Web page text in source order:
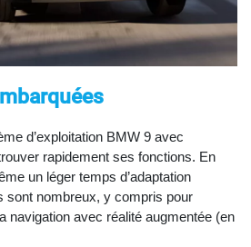
d’exploitation BMW 9 avec
rapidement ses fonctions. En
un léger temps d’adaptation
sont nombreux, y compris pour
navigation avec réalité augmentée (en